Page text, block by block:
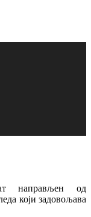
направљен од
који задовољава